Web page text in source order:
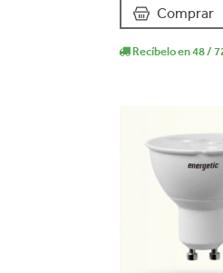
Comprar
Recíbelo en 48 /